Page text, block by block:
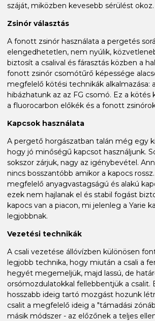
száját, miközben kevesebb sérülést okoz.
Zsinór választás
A fonott zsinór használata a pergetés
elengedhetetlen, nem nyúlik,
biztosít a csalival és fárasztás közben a
fonott zsinór csomótűrő képessége
megfelelő kötési technikák alkalmazása:
hibázhatunk az az FG csomó. Ez a kötés
a fluorocarbon előkék és a fonott
Kapcsok használata
A pergető horgászatban talán még egy
hogy jó minőségű kapcsot használjunk.
sokszor zárjuk, nagy az igénybevétel.
nincs bosszantóbb amikor a kapocs
megfelelő anyagvastagságú és alakú
ezek nem hajlanak el és stabil fogást
kapocs van a piacon, mi jelenleg a Yarie
legjobbnak.
Vezetési technikák
A csali vezetése állóvízben különösen
legjobb technika, hogy miután a csali a
hegyét megemeljük, majd lassú, de
orsómozdulatokkal fellebbentjük a csalit.
hosszabb ideig tartó mozgást hozunk
csalit a megfelelő ideig a "támadási
másik módszer - az előzőnek a teljes